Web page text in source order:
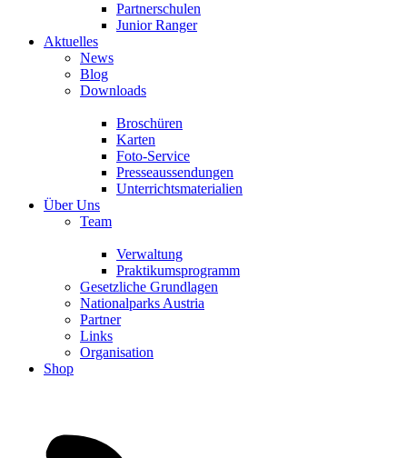
Partnerschulen
Junior Ranger
Aktuelles
News
Blog
Downloads
Broschüren
Karten
Foto-Service
Presseaussendungen
Unterrichtsmaterialien
Über Uns
Team
Verwaltung
Praktikumsprogramm
Gesetzliche Grundlagen
Nationalparks Austria
Partner
Links
Organisation
Shop